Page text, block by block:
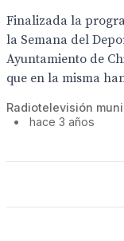
Finalizada la
la Semana del
Ayuntamiento de
que en la misma
Radiotelevisión
•
hace 3 años